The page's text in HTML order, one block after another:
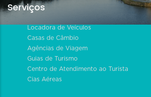
Serviços
Locadora de Veículos
Casas de Câmbio
Agências de Viagem
Guias de Turismo
Centro de Atendimento ao Turista
Cias Aéreas